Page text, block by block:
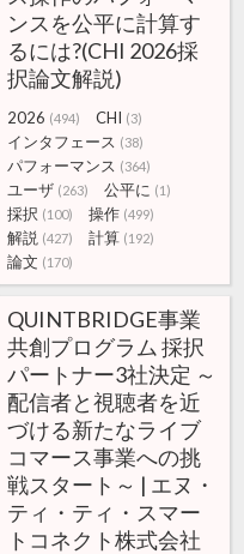
ンスを公平に計算す
るには?(CHI 2026採
択論文解説)
2026 (494) CHI (3)
インタフェース (38)
パフォーマンス (364)
ユーザ (263) 公平に (1)
採択 (100) 操作 (499)
解説 (427) 計算 (192)
論文 (170)
QUINTBRIDGE事業
共創プログラム 採択
パートナー3社決定 ～
配信者と視聴者を近
づける新たなライブ
コマース事業への挑
戦スタート～ | エヌ・
ティ・ティ・スマー
トコネクト株式会社